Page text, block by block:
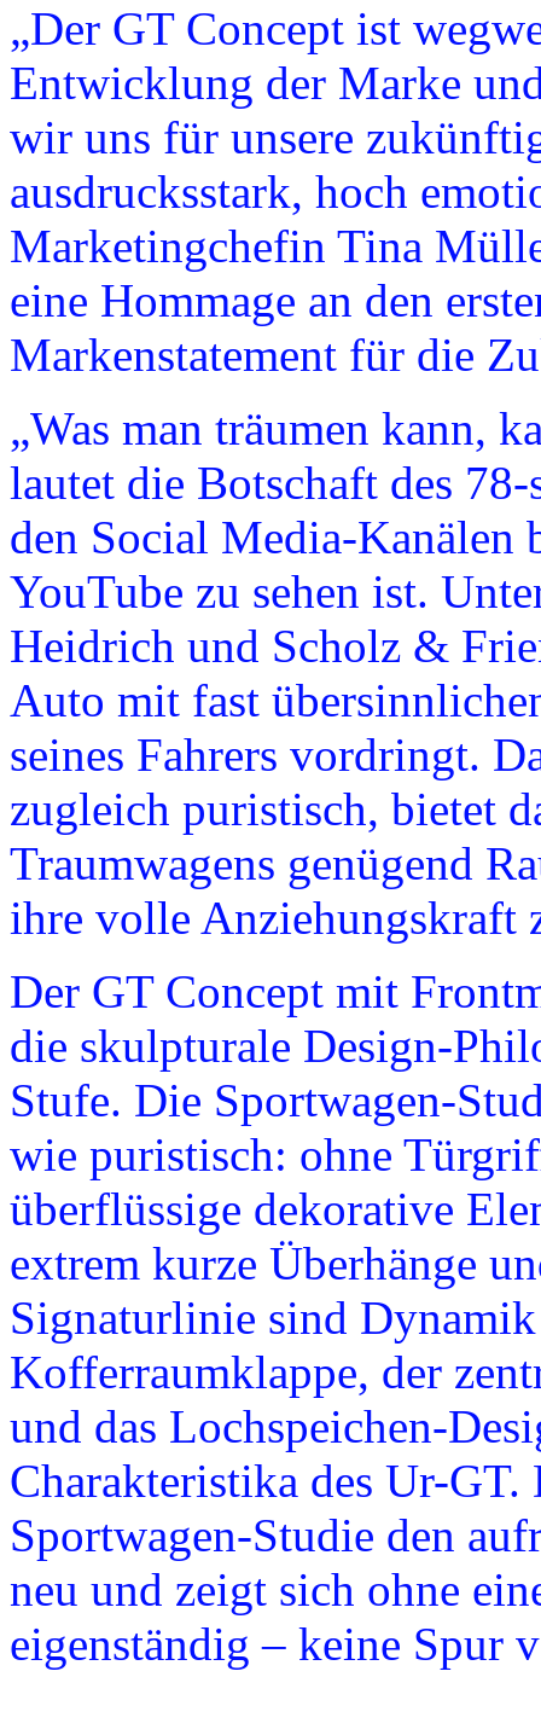
„Der GT Concept ist
Entwicklung der Marke
wir uns für unsere
ausdrucksstark, hoch
Marketingchefin Tina
eine Hommage an den
Markenstatement für die
„Was man träumen kann,
lautet die Botschaft des
den Social Media-Kanälen
YouTube zu sehen ist.
Heidrich und Scholz &
Auto mit fast
seines Fahrers vordringt.
zugleich puristisch, bietet
Traumwagens genügend
ihre volle Anziehungskraft
Der GT Concept mit
die skulpturale Design-
Stufe. Die Sportwagen-
wie puristisch: ohne
überflüssige dekorative
extrem kurze Überhänge
Signaturlinie sind
Kofferraumklappe, der
und das Lochspeichen-
Charakteristika des Ur-
Sportwagen-Studie den
neu und zeigt sich ohne
eigenständig – keine Spur